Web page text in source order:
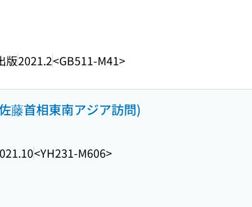
版2021.2<GB511-M41>
藤首相東南アジア訪問)
<YH231-M606>